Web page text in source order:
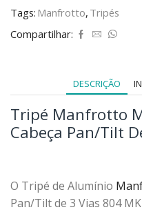
Tags: Manfrotto, Tripés
Compartilhar:
DESCRIÇÃO
Tripé Manfrotto
Cabeça Pan/Tilt
O Tripé de Alumínio
Pan/Tilt de 3 Vias 804